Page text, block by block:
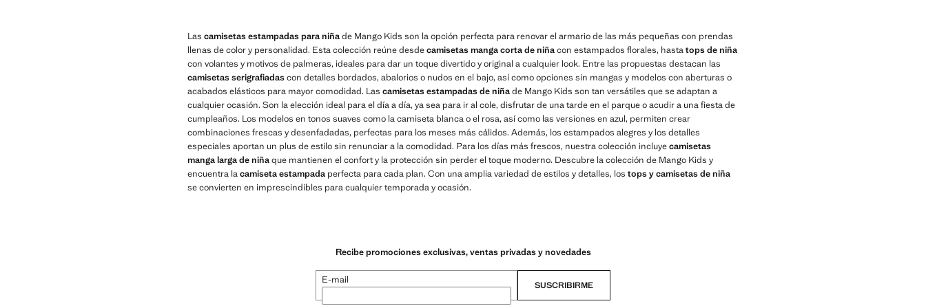
Las camisetas estampadas para niñade Mango Kids son la opción perfecta para renovar el armario de las más pequeñas con prendas
llenas de color y personalidad. Esta colección reúne desdecamisetas manga corta de niñacon estampados florales, hastatops de niña
con volantes y motivos de palmeras, ideales para dar un toque divertido y original a cualquier look. Entre las propuestas destacan las
camisetas serigrafiadascon detalles bordados, abalorios o nudos en el bajo, así como opciones sin mangas y modelos con aberturas o
acabados elásticos para mayor comodidad. Las camisetas estampadas de niñade Mango Kids son tan versátiles que se adaptan a
cualquier ocasión. Son la elección ideal para el día a día, ya sea para ir al cole, disfrutar de una tarde en el parque o acudir a una fiesta de
cumpleaños. Los modelos en tonos suaves como la camiseta blanca o el rosa, así como las versiones en azul, permiten crear
combinaciones frescas y desenfadadas, perfectas para los meses más cálidos. Además, los estampados alegres y los detalles
especiales aportan un plus de estilo sin renunciar a la comodidad. Para los días más frescos, nuestra colección incluyecamisetas
manga larga de niñaque mantienen el confort y la protección sin perder el toque moderno. Descubre la colección de Mango Kids y
encuentra lacamiseta estampada perfecta para cada plan. Con una amplia variedad de estilos y detalles, los tops y camisetas de niña
se convierten en imprescindibles para cualquier temporada y ocasión.
Recibe promociones exclusivas, ventas privadas y novedades
E-mail SUSCRIBIRME